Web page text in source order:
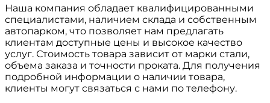
Наша компания обладает квалифицированными
специалистами, наличием склада и собственным
автопарком, что позволяет нам предлагать
клиентам доступные цены и высокое качество
услуг. Стоимость товара зависит от марки стали,
объема заказа и точности проката. Для получения
подробной информации о наличии товара,
клиенты могут связаться с нами по телефону.